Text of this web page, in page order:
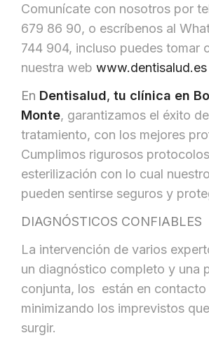
Comunícate con nosotros por
679 86 90, o escríbenos al
744 904, incluso puedes tomar
nuestra web www.dentisalud.es
En Dentisalud, tu clínica en
Monte, garantizamos el éxito
tratamiento, con los mejores
Cumplimos rigurosos
esterilización con lo cual
pueden sentirse seguros y
DIAGNÓSTICOS CONFIABLES
La intervención de varios
un diagnóstico completo y una
conjunta, los están en contacto
minimizando los imprevistos
surgir.